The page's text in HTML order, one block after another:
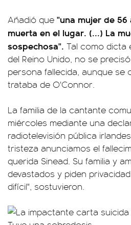
Añadió que "una mujer de
muerta en el lugar. (...) La
sospechosa". Tal como dicta
del Reino Unido, no se
persona fallecida, aunque se
trataba de O'Connor.
La familia de la cantante
miércoles mediante una
radiotelevisión pública
tristeza anunciamos el
querida Sinead. Su familia y
devastados y piden
difícil", sostuvieron.